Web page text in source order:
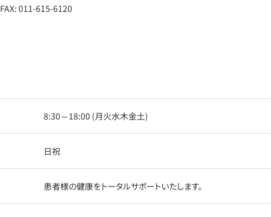
FAX: 011-615-6120
8:30～18:00 (月火水木金土)
日祝
患者様の健康をトータルサポートいたします。